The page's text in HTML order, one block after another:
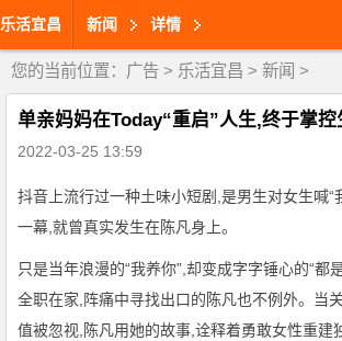
乐活宜昌 新闻 详情
您的当前位置： 广告 > 乐活宜昌 > 新闻 >
单亲妈妈在Today“重启”人生,终于掌控
2022-03-25 13:59
抖音上流行过一种土味小短剧,是男生对女生喊“
一幕,就曾真实发生在陈凡身上。
只是当年浪漫的“我养你”,却变成字字锤心的“都
全职在家,阵痛中寻找出口的陈凡也不例外。当
值被忽视,陈凡用她的故事,诠释着勇敢女性重建